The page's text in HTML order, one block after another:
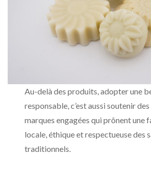
Au-delà des produits, adopter une
responsable, c’est aussi soutenir
marques engagées qui prônent une
locale, éthique et respectueuse des
traditionnels.